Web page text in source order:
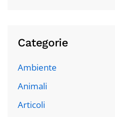
Categorie
Ambiente
Animali
Articoli